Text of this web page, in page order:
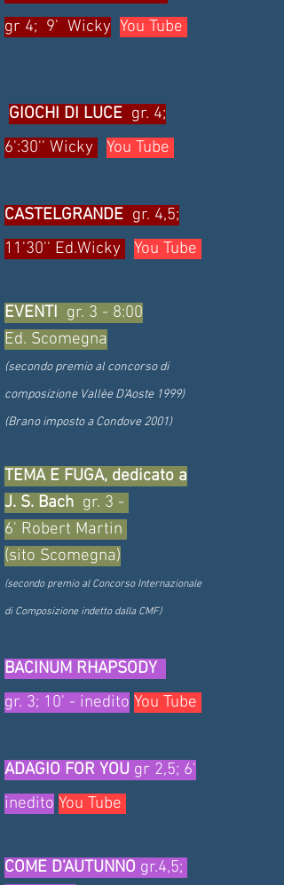
gr 4; 9' Wicky You Tube
GIOCHI DI LUCE gr. 4;
6':30'' Wicky
You Tube
CASTELGRANDE gr. 4,5;
11'30'' Ed.Wicky
You Tube
EVENTI gr. 3 - 8:00
Ed. Scomegna
(secondo premio al concorso di
composizione Vallèe D’Aoste 1999)
(Brano imposto a Condove 2001)
TEMA E FUGA, dedicato a
J. S. Bach gr. 3 -
6' Robert Martin
(sito Scomegna)
(secondo premio al Concorso Internazionale
di Composizione indetto dalla CMF)
BACINUM RHAPSODY
gr. 3; 10' - inedito You Tube
ADAGIO FOR YOU gr 2,5; 6'
inedito You Tube
COME D’AUTUNNO gr.4,5;